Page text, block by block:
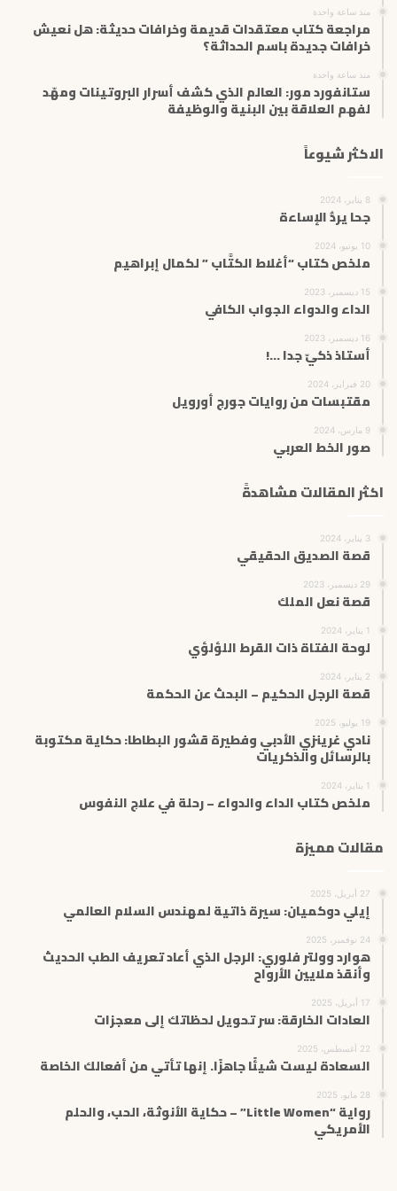
منذ ساعة واحدة
مراجعة كتاب معتقدات قديمة وخرافات حديثة: هل نعيش
خرافات جديدة باسم الحداثة؟
منذ ساعة واحدة
ستانفورد مور: العالم الذي كشف أسرار البروتينات ومهّد
لفهم العلاقة بين البنية والوظيفة
الاكثر شيوعاً
8 يناير، 2024
جحا يردُّ الإساءة
10 يونيو، 2024
ملخص كتاب “أغلاط الكتَّاب ” لكمال إبراهيم
15 ديسمبر، 2023
الداء والدواء الجواب الكافي
16 ديسمبر، 2023
أستاذ ذكيّ جدا …!
20 فبراير، 2024
مقتبسات من روايات جورج أورويل
9 مارس، 2024
صور الخط العربي
اكثر المقالات مشاهدةً
3 يناير، 2024
قصة الصديق الحقيقي
29 ديسمبر، 2023
قصة نعل الملك
1 يناير، 2024
لوحة الفتاة ذات القرط اللؤلؤي
2 يناير، 2024
قصة الرجل الحكيم – البحث عن الحكمة
19 يوليو، 2025
نادي غرينزي الأدبي وفطيرة قشور البطاطا: حكاية مكتوبة
بالرسائل والذكريات
1 يناير، 2024
ملخص كتاب الداء والدواء – رحلة في علاج النفوس
مقالات مميزة
27 أبريل، 2025
إيلي دوكميان: سيرة ذاتية لمهندس السلام العالمي
24 نوفمبر، 2025
هوارد وولتر فلوري: الرجل الذي أعاد تعريف الطب الحديث
وأنقذ ملايين الأرواح
17 أبريل، 2025
العادات الخارقة: سر تحويل لحظاتك إلى معجزات
22 أغسطس، 2025
السعادة ليست شيئًا جاهزًا. إنها تأتي من أفعالك الخاصة
28 مايو، 2025
رواية “Little Women” – حكاية الأنوثة، الحب، والحلم
الأمريكي